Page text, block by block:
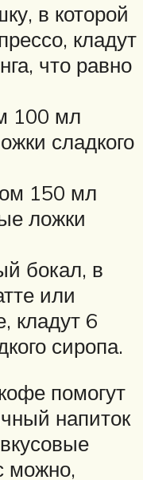
в которой
кладут
что равно
100 мл
сладкого
150 мл
ложки
бокал, в
или
кладут 6
сиропа.
помогут
напиток
можно,